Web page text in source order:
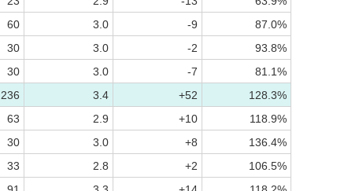
60 3.0 -9
87.0%
30 3.0 -2
93.8%
30 3.0 -7
81.1%
236 3.4 +52
128.3%
63 2.9 +10
118.9%
30 3.0 +8
136.4%
33 2.8 +2
106.5%